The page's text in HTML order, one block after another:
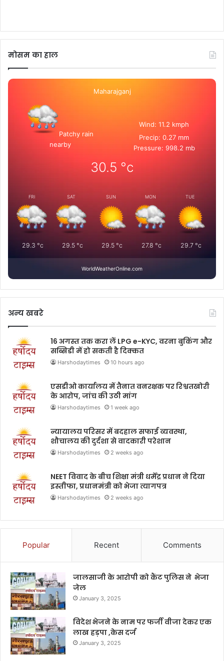
मोसम का हाल
Maharajganj
Patchy rain
nearby
Wind: 11.2 kmph
Precip: 0.27 mm
Pressure: 998.2 mb
30.5 °c
FRI
29.3 °c
SAT
29.5°c
SUN
29.5°c
MON
27.8 °c
TUE
29.7 °c
WorldWeatherOnline.com
अन्य खबरे
16 अगस्त तक करा लें LPG e-KYC, वरना बुकिंग और
सब्सिडी में हो सकती है दिक्कत
Harshodaytimes 10 hours ago
एसडीओ कार्यालय में तैनात वनरक्षक पर रिश्वतखोरी
के आरोप, जांच की उठी मांग
Harshodaytimes 1 week ago
न्यायालय परिसर में बदहाल सफाई व्यवस्था,
शौचालय की दुर्दशा से वादकारी परेशान
Harshodaytimes 2 weeks ago
NEET विवाद के बीच शिक्षा मंत्री धर्मेंद्र प्रधान ने दिया
इस्तीफा, प्रधानमंत्री को भेजा त्यागपत्र
Harshodaytimes 2 weeks ago
Popular Recent Comments
जालसाजी के आरोपी को कैंट पुलिस ने भेजा
जेल
January 3, 2025
विदेश भेजने के नाम पर फर्जी वीजा देकर एक
लाख हड़पा ,केस दर्ज
January 3, 2025